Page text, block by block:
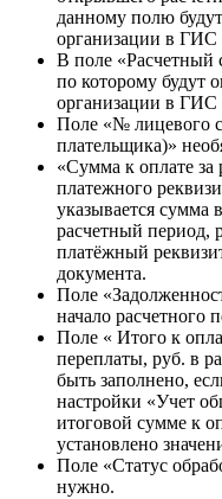
данному полю
организации в
В поле «Расчетный
по которому будут
организации в
Поле «№ лицевого
плательщика)»
«Сумма к оплате за
платежного
указывается сумма
расчетный период,
платёжный
документа.
Поле
начало расчетного
Поле « Итого к
переплаты, руб. в
быть заполнено,
настройки «Учет
итоговой сумме к
установлено
Поле «Статус
нужно.